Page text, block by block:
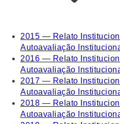
2015 — Relato
Autoavaliação
2016 — Relato
Autoavaliação
2017 — Relato
Autoavaliação
2018 — Relato
Autoavaliação